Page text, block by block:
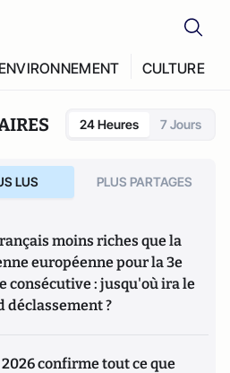
ENVIRONNEMENT CULTURE
24 Heures 7 Jours
LUS PLUS PARTAGES
moins riches que la
européenne pour la 3e
consécutive : jusqu'où ira le
déclassement ?
2026 confirme tout ce que